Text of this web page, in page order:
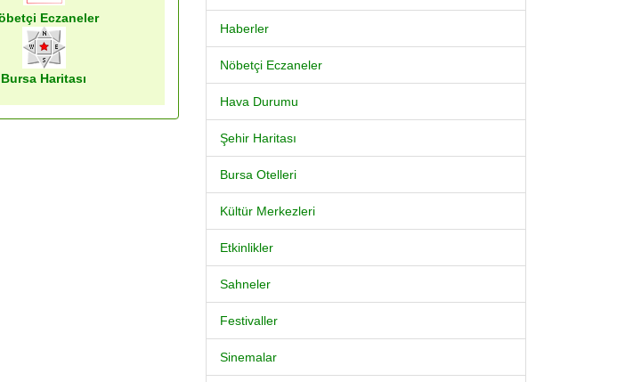
Eczaneler
Bursa Haritası
Haberler
Nöbetçi Eczaneler
Hava Durumu
Şehir Haritası
Bursa Otelleri
Kültür Merkezleri
Etkinlikler
Sahneler
Festivaller
Sinemalar